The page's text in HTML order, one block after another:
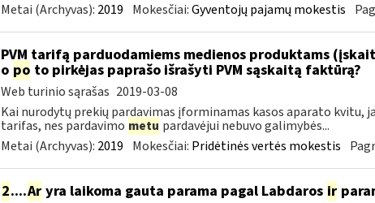
Metai (Archyvas): 2019 Mokesčiai:Gyventojų pajamų mokestis
PVM tarifą parduodamiems medienos produktams
o po to pirkėjas paprašo išrašyti PVM sąskaitą faktūrą?
Web turinio sąrašas 2019-03-08
Kai nurodytų prekių pardavimas įforminamas kasos aparato kvitu,
tarifas, nes pardavimo metu pardavėjui nebuvo galimybės...
Metai (Archyvas): 2019 Mokesčiai: Pridėtinės vertės mokestis
2....Aryra laikoma gauta parama pagal Labdaros ir